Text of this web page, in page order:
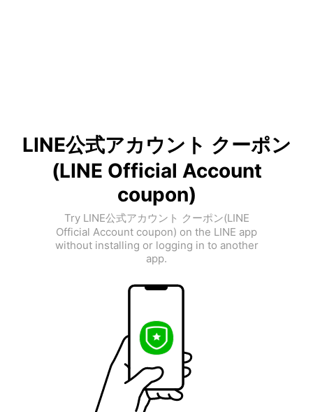
LINE公式アカウント クーポン
(LINE Official Account
coupon)
Try LINE公式アカウント クーポン(LINE
Official Account coupon) on the LINE app
without installing or logging in to another
app.